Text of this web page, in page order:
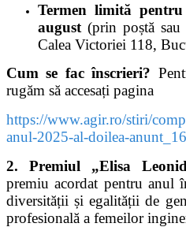
Termen limită pentru
august (prin poștă
Calea Victoriei 118,
Cum se fac înscrieri?
rugăm să accesați pagina
https://www.agir.ro/stiri/
anul-2025-al-doilea-
2. Premiul „Elisa
premiu acordat pentru anul
diversității și egalității de
profesională a femeilor